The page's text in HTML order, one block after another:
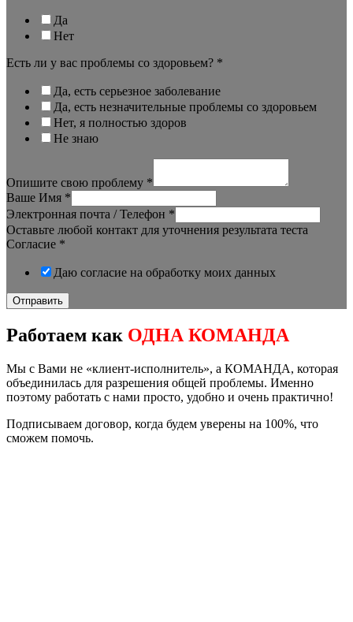
Да
Нет
Есть ли у вас проблемы со здоровьем? *
Да, есть серьезное заболевание
Да, есть незначительные проблемы со здоровьем
Нет, я полностью здоров
Не знаю
Опишите свою проблему *
Ваше Имя *
Электронная почта / Телефон *
Оставьте любой контакт для уточнения результата теста
Согласие *
Даю согласие на обработку моих данных
Отправить
Работаем как ОДНА КОМАНДА
Мы с Вами не «клиент-исполнитель», а КОМАНДА, которая
объединилась для разрешения общей проблемы. Именно
поэтому работать с нами просто, удобно и очень практично!
Подписываем договор, когда будем уверены на 100%, что
сможем помочь.